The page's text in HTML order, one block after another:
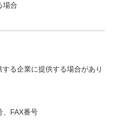
場合
る企業に提供する場合があり
、FAX番号